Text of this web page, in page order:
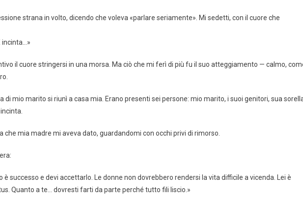
strana in volto, dicendo che voleva «parlare seriamente». Mi sedetti, con il cuore che
incinta…»
il cuore stringersi in una morsa. Ma ciò che mi ferì di più fu il suo atteggiamento — calmo,
di mio marito si riunì a casa mia. Erano presenti sei persone: mio marito, i suoi genitori, sua
che mia madre mi aveva dato, guardandomi con occhi privi di rimorso.
è successo e devi accettarlo. Le donne non dovrebbero rendersi la vita difficile a vicenda. Lei è
Quanto a te… dovresti farti da parte perché tutto fili liscio.»